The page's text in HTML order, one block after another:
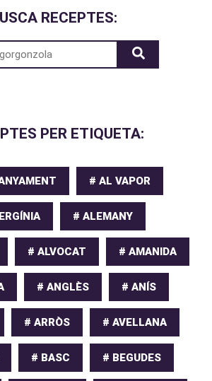
RECEPTES:
PER ETIQUETA:
# AL VAPOR
# ALEMANY
# ALVOCAT # AMANIDA
# ANGLÈS # ANÍS
# ARRÒS # AVELLANA
# BASC # BEGUDES